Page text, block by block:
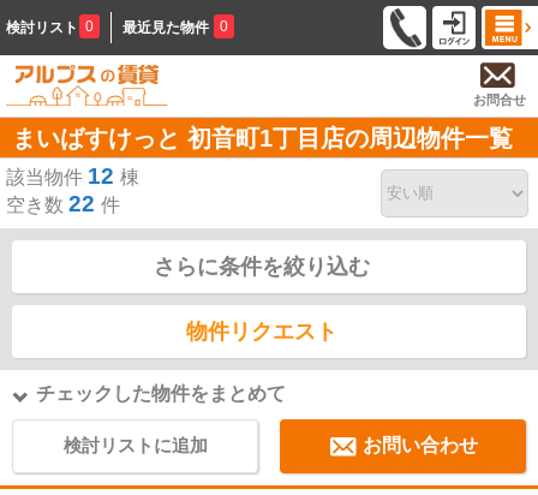
検討リスト 0 最近見た物件 0
お問合せ
まいばすけっと 初音町1丁目店の周辺物件一覧
該当物件 12 棟
空き数 22 件
さらに条件を絞り込む
物件リクエスト
チェックした物件をまとめて
検討リストに追加 お問い合わせ